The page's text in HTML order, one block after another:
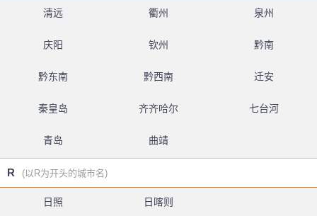
清远 衢州 泉州
庆阳 钦州 黔南
黔东南 黔西南 迁安
秦皇岛 齐齐哈尔 七台河
青岛 曲靖
R (以R为开头的城市名)
日照 日喀则